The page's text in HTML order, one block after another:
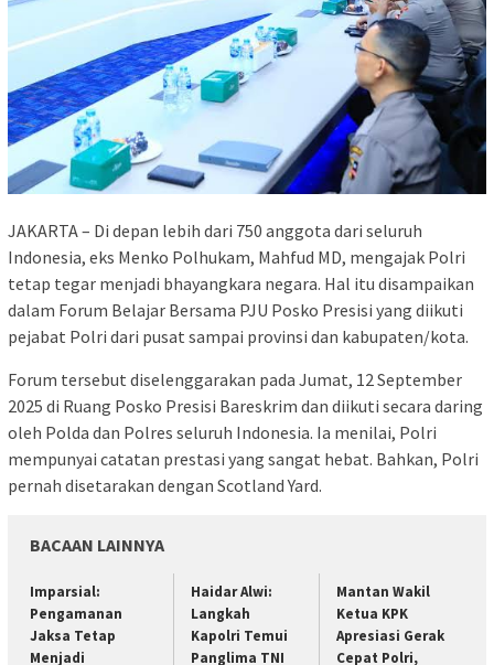
JAKARTA – Di depan lebih dari 750 anggota dari seluruh
Indonesia, eks Menko Polhukam, Mahfud MD, mengajak Polri
tetap tegar menjadi bhayangkara negara. Hal itu disampaikan
dalam Forum Belajar Bersama PJU Posko Presisi yang diikuti
pejabat Polri dari pusat sampai provinsi dan kabupaten/kota.
Forum tersebut diselenggarakan pada Jumat, 12 September
2025 di Ruang Posko Presisi Bareskrim dan diikuti secara daring
oleh Polda dan Polres seluruh Indonesia. Ia menilai, Polri
mempunyai catatan prestasi yang sangat hebat. Bahkan, Polri
pernah disetarakan dengan Scotland Yard.
BACAAN LAINNYA
Imparsial:
Pengamanan
Jaksa Tetap
Menjadi
Haidar Alwi:
Langkah
Kapolri Temui
Panglima TNI
Mantan Wakil
Ketua KPK
Apresiasi Gerak
Cepat Polri,